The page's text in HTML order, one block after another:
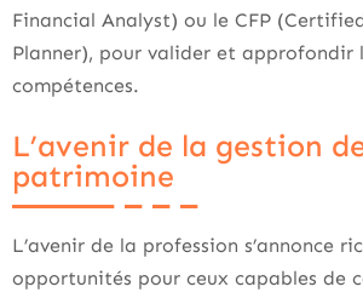
Financial Analyst) ou le CFP
Planner), pour valider et approfondir
compétences.
L’avenir de la gestion
patrimoine
L’avenir de la profession s’annonce
opportunités pour ceux capables de